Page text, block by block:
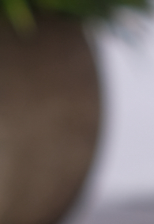
Direkt zum Seiteninhalt